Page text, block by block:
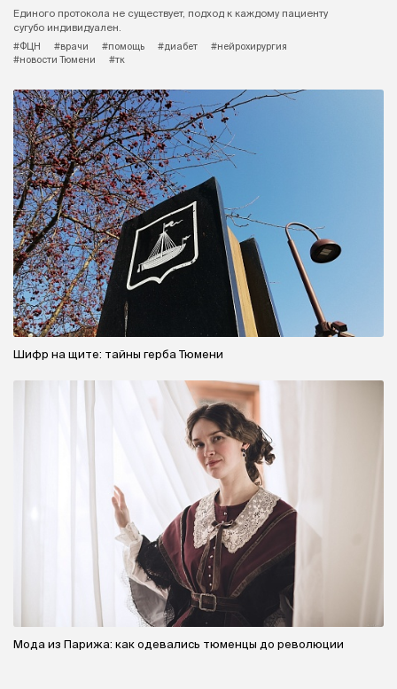
Единого протокола не существует, подход к каждому пациенту
сугубо индивидуален.
#ФЦН
#врачи #помощь #диабет
#нейрохирургия
#новости Тюмени
#тк
Шифр на щите: тайны герба Тюмени
Мода из Парижа: как одевались тюменцы до революции